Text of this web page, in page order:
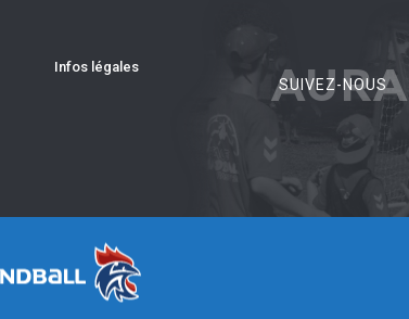
Infos légales AURA
SUIVEZ-NOUS